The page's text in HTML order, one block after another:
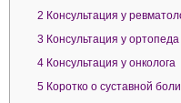
2 Консультация у
3 Консультация у
4 Консультация у онколога
5 Коротко о суставной боли